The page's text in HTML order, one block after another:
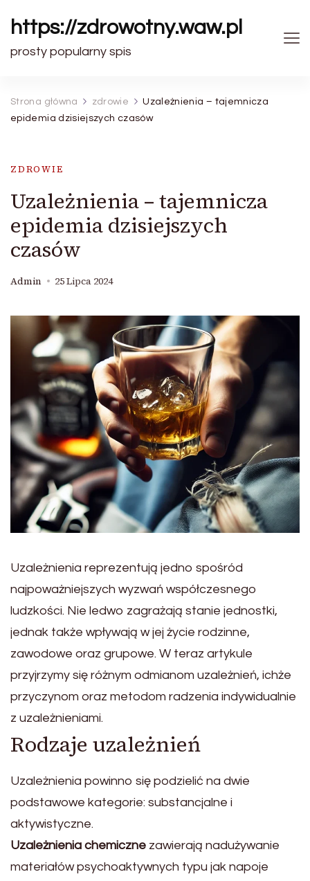
https://zdrowotny.waw.pl
prosty popularny spis
Strona główna zdrowie
Uzależnienia – tajemnicza
epidemia dzisiejszych czasów
ZDROWIE
Uzależnienia – tajemnicza
epidemia dzisiejszych
czasów
Admin 25 Lipca 2024
Uzależnienia reprezentują jedno spośród
najpoważniejszych wyzwań współczesnego
ludzkości. Nie ledwo zagrażają stanie jednostki,
jednak także wpływają w jej życie rodzinne,
zawodowe oraz grupowe. W teraz artykule
przyjrzymy się różnym odmianom uzależnień, ichże
przyczynom oraz metodom radzenia indywidualnie
z uzależnieniami.
Rodzaje uzależnień
Uzależnienia powinno się podzielić na dwie
podstawowe kategorie: substancjalne i
aktywistyczne.
Uzależnienia chemiczne zawierają nadużywanie
materiałów psychoaktywnych typu jak napoje